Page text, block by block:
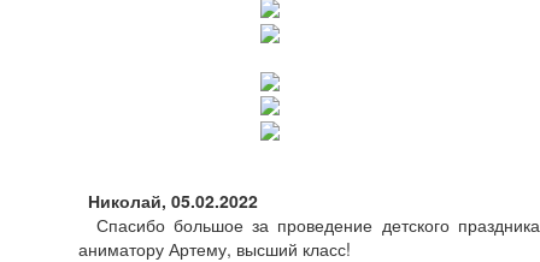
Николай, 05.02.2022
Спасибо большое за проведение детского праздника
аниматору Артему, высший класс!